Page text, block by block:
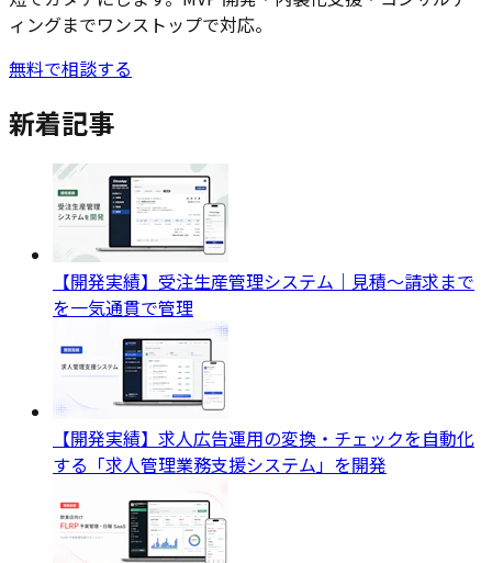
ィングまでワンストップで対応。
無料で相談する
新着記事
【開発実績】受注生産管理システム｜見積〜請求まで
を一気通貫で管理
【開発実績】求人広告運用の変換・チェックを自動化
する「求人管理業務支援システム」を開発